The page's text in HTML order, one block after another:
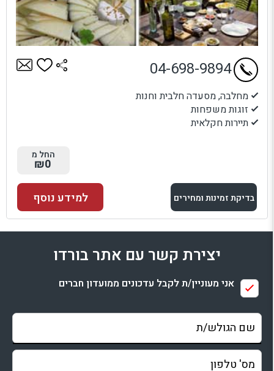
מחלבה, מסעדה חלבית וחנות
זוגות משפחות
תיירות חקלאית
04-698-9894
החל מ
₪0
בדיקת זמינות ומחירים
למתחם זה
בדיקת זמינות ומחירים
למידע נוסף
יצירת קשר עם אתר בורדו
אני מעוניין/ת לקבל עדכונים ממועדון חברים